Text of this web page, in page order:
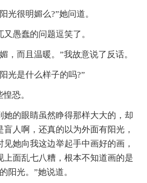
光很明媚么?”她问道。
愚蠢的问题逗笑了。
，而且温暖。”我故意说了反话。
光是什么样子的吗?”
恐。
她的眼睛虽然睁得那样大大的，却
人啊，还真的以为外面有阳光，
她向我这边举起手中画好的画，
上面乱七八糟，根本不知道画的是
阳光。”她说道。